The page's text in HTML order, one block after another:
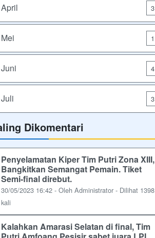
April 3
Mei 1
Juni 4
Juli 3
Dikomentari
Penyelamatan Kiper Tim Putri Zona XIII,
Bangkitkan Semangat Pemain. Tiket
Semi-final direbut.
30/05/2023 16:42 - Oleh Administrator - Dilihat 1398
kali
Kalahkan Amarasi Selatan di final, Tim